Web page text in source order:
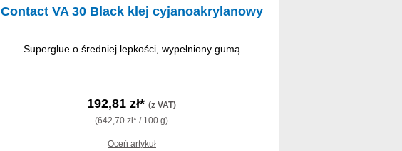
Contact VA 30 Black klej cyjanoakrylanowy
Superglue o średniej lepkości, wypełniony gumą
192,81 zł*(z VAT)
(642,70 zł* / 100 g)
Oceń artykuł